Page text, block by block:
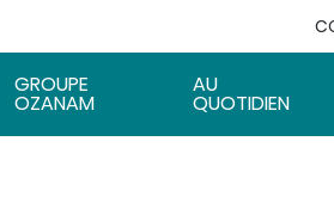
GROUPE
OZANAM
AU
QUOTIDIEN